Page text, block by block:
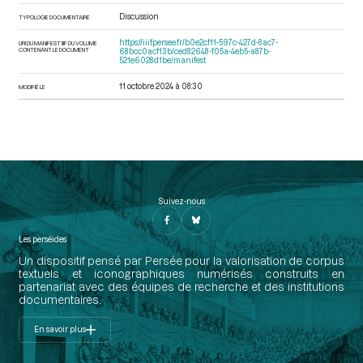
TYPOLOGIE DOCUMENTAIRE Discussion
URI DU MANIFEST IIIF DU VOLUME
CONTENANT LE DOCUMENT
https://iiif.persee.fr/b0e2cf11-597c-427d-8ac7-
68bcc0acf13b/ced82648-f05a-4eb5-a87b-
521e6028d1be/manifest
MODIFIÉ LE 11 octobre 2024 à 08:30
Suivez-nous
Les perséides
Un dispositif pensé par Persée pour la valorisation de corpus
textuels et iconographiques numérisés construits en
partenariat avec des équipes de recherche et des institutions
documentaires.
En savoir plus